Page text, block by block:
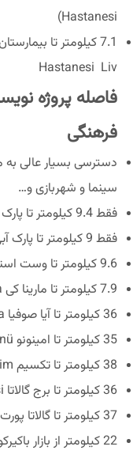
Hastanesi)
Hastanesi Liv
فاصله پروژه
فرهنگی
دسترسی بسیار عالی به
سینما و شهربازی و…
فقط 9.4 کیلومتر تا پارک زیبای گلت Bahçeşehir Gölet Park
فقط 9 کیلومتر تا پارک آبی آکوا دلفین Aqua Club Dolphin
9.6 کیلومتر تا وست استانبول مارینا West İstanbul Marina
7.9 کیلومتر تا مارینا کی KIYI İstanbul Marina
36 کیلومتر تا آیا صوفیا Ayasofya
35 کیلومتر تا امینونو Eminönü
38 کیلومتر تا تکسیم Taksim
36 کیلومتر تا برج گالاتا Galata Kulesi
37 کیلومتر تا گالاتا پورت Galataport İstanbul
22 کیلومتر از بازار باکیرکوی